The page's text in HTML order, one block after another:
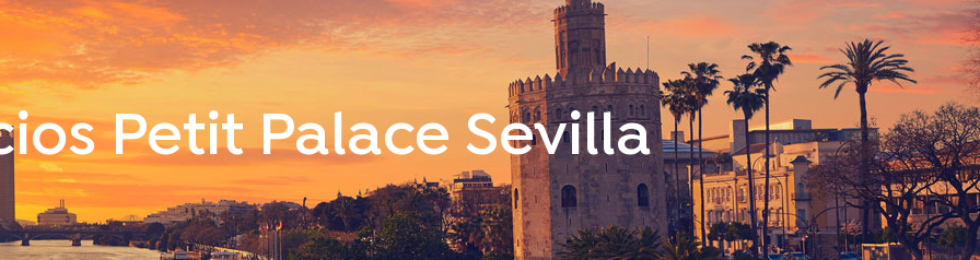
Petit Palace Sevilla